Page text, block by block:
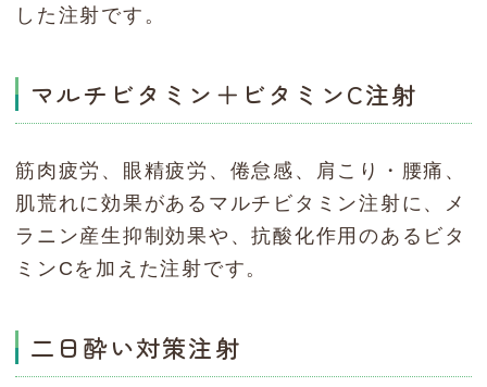
した注射です。
マルチビタミン＋ビタミンC注射
筋肉疲労、眼精疲労、倦怠感、肩こり・腰痛、
肌荒れに効果があるマルチビタミン注射に、メ
ラニン産生抑制効果や、抗酸化作用のあるビタ
ミンCを加えた注射です。
二日酔い対策注射